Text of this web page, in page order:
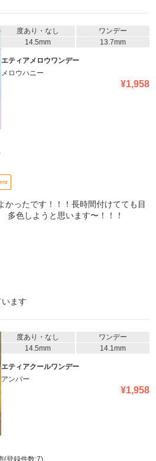
度あり・なし
ワンデー
14.5mm
13.7mm
エティアメロウワンデー
メロウハニー
¥1,958
かったです！！！長時間付けてても目
多色しようと思います〜！！！
ます
度あり・なし
ワンデー
14.5mm
14.1mm
エティアクールワンデー
アンバー
¥1,958
(登録件数:7)